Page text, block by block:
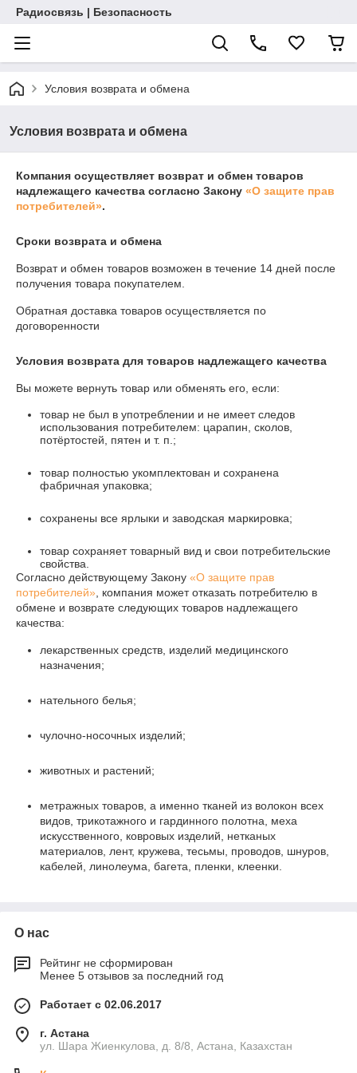
Радиосвязь | Безопасность
Условия возврата и обмена
Условия возврата и обмена
Компания осуществляет возврат и обмен товаров
надлежащего качества согласно Закону «О защите прав
потребителей».
Сроки возврата и обмена
Возврат и обмен товаров возможен в течение 14 дней после
получения товара покупателем.
Обратная доставка товаров осуществляется по
договоренности
Условия возврата для товаров надлежащего качества
Вы можете вернуть товар или обменять его, если:
товар не был в употреблении и не имеет следов
использования потребителем: царапин, сколов,
потёртостей, пятен и т. п.;
товар полностью укомплектован и сохранена
фабричная упаковка;
сохранены все ярлыки и заводская маркировка;
товар сохраняет товарный вид и свои потребительские
свойства.
Согласно действующему Закону «О защите прав
потребителей» , компания может отказать потребителю в
обмене и возврате следующих товаров надлежащего
качества:
лекарственных средств, изделий медицинского
назначения;
нательного белья;
чулочно-носочных изделий;
животных и растений;
метражных товаров, а именно тканей из волокон всех
видов, трикотажного и гардинного полотна, меха
искусственного, ковровых изделий, нетканых
материалов, лент, кружева, тесьмы, проводов, шнуров,
кабелей, линолеума, багета, пленки, клеенки.
О нас
Рейтинг не сформирован
Менее 5 отзывов за последний год
Работает с 02.06.2017
г. Астана
ул. Шара Жиенкулова, д. 8/8, Астана, Казахстан